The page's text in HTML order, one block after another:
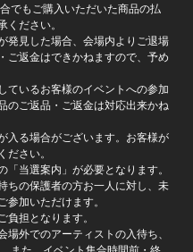
でもご購入いただいた商品の払
ください。
発見した場合、会場内よりご退場
ご返金はできかねますので、予め
ているお客様のイベントへの参加
のご返品・ご返金は対応出来かね
入る場合がございます。お客様が
ださい。
当選案内」が必要となります。
ちの保護者の方お一人に対し、未
加いただけます。
担となります。
外でのアーティストの入待ち、